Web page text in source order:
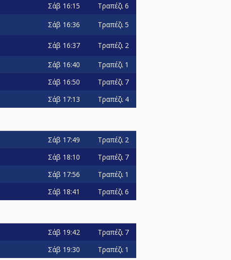
Σάβ 16:15 Τραπέζι 6
Σάβ 16:36 Τραπέζι 5
Σάβ 16:37 Τραπέζι 2
Σάβ 16:40 Τραπέζι 1
Σάβ 16:50 Τραπέζι 7
Σάβ 17:13 Τραπέζι 4
Σάβ 17:49 Τραπέζι 2
Σάβ 18:10 Τραπέζι 7
Σάβ 17:56 Τραπέζι 1
Σάβ 18:41 Τραπέζι 6
Σάβ 19:42 Τραπέζι 7
Σάβ 19:30 Τραπέζι 1